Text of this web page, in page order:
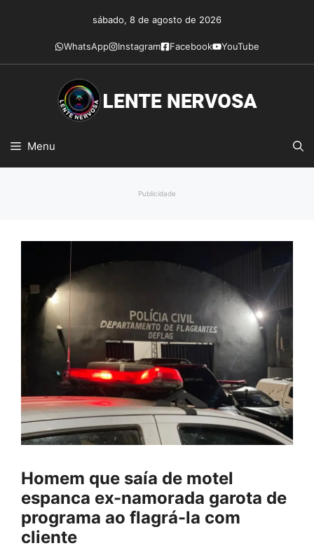
conteúdo
sábado, 8 de agosto de 2026
WhatsApp Instagram Facebook YouTube
Menu
Publicidade
Homem que saía de motel
espanca ex-namorada garota de
programa ao flagrá-la com
cliente